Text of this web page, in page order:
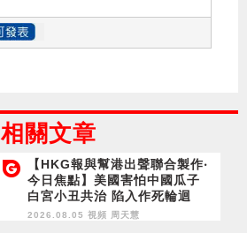
相關文章
【HKG報與幫港出聲聯合製作‧
今日焦點】美國害怕中國瓜子
白宮小丑共治 陷入作死輪迴
2026.08.05 視頻 周天慧